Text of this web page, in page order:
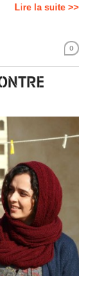
Lire la suite >>
0